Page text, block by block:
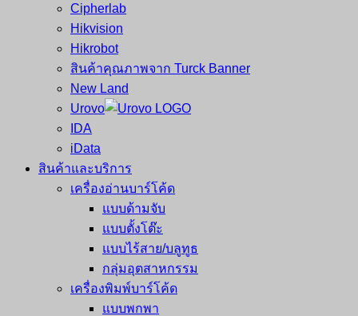
Cipherlab
Hikvision
Hikrobot
สินค้าคุณภาพจาก Turck Banner
New Land
Urovo
IDA
iData
สินค้าและบริการ
เครื่องอ่านบาร์โค้ด
แบบด้ามจับ
แบบตั้งโต๊ะ
แบบไร้สาย/บลูทูธ
กลุ่มอุตสาหกรรม
เครื่องพิมพ์บาร์โค้ด
แบบพกพา